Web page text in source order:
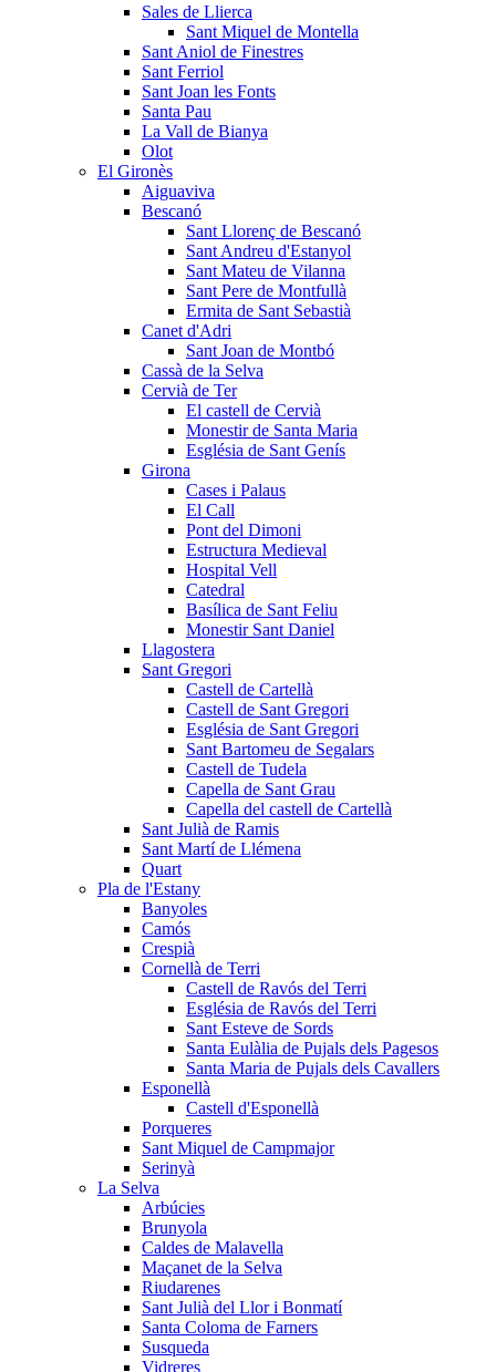
Sales de Llierca
Sant Miquel de Montella
Sant Aniol de Finestres
Sant Ferriol
Sant Joan les Fonts
Santa Pau
La Vall de Bianya
Olot
El Gironès
Aiguaviva
Bescanó
Sant Llorenç de Bescanó
Sant Andreu d'Estanyol
Sant Mateu de Vilanna
Sant Pere de Montfullà
Ermita de Sant Sebastià
Canet d'Adri
Sant Joan de Montbó
Cassà de la Selva
Cervià de Ter
El castell de Cervià
Monestir de Santa Maria
Església de Sant Genís
Girona
Cases i Palaus
El Call
Pont del Dimoni
Estructura Medieval
Hospital Vell
Catedral
Basílica de Sant Feliu
Monestir Sant Daniel
Llagostera
Sant Gregori
Castell de Cartellà
Castell de Sant Gregori
Església de Sant Gregori
Sant Bartomeu de Segalars
Castell de Tudela
Capella de Sant Grau
Capella del castell de Cartellà
Sant Julià de Ramis
Sant Martí de Llémena
Quart
Pla de l'Estany
Banyoles
Camós
Crespià
Cornellà de Terri
Castell de Ravós del Terri
Església de Ravós del Terri
Sant Esteve de Sords
Santa Eulàlia de Pujals dels Pagesos
Santa Maria de Pujals dels Cavallers
Esponellà
Castell d'Esponellà
Porqueres
Sant Miquel de Campmajor
Serinyà
La Selva
Arbúcies
Brunyola
Caldes de Malavella
Maçanet de la Selva
Riudarenes
Sant Julià del Llor i Bonmatí
Santa Coloma de Farners
Susqueda
Vidreres